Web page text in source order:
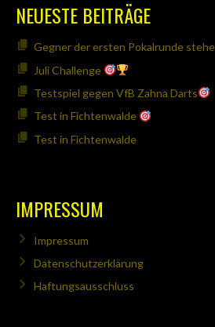
NEUESTE BEITRÄGE
Gegner der ersten Pokalrunde
Juli Challenge
Testspiel gegen VfB Zahna Darts
Test in Fichtenwalde
Test in Fichtenwalde
IMPRESSUM
Impressum
Datenschutzerklärung
Haftungsausschluss